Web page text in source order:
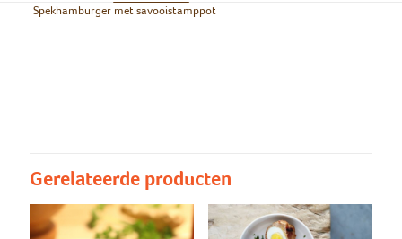
Spekhamburger met savooistamppot
Gerelateerde producten